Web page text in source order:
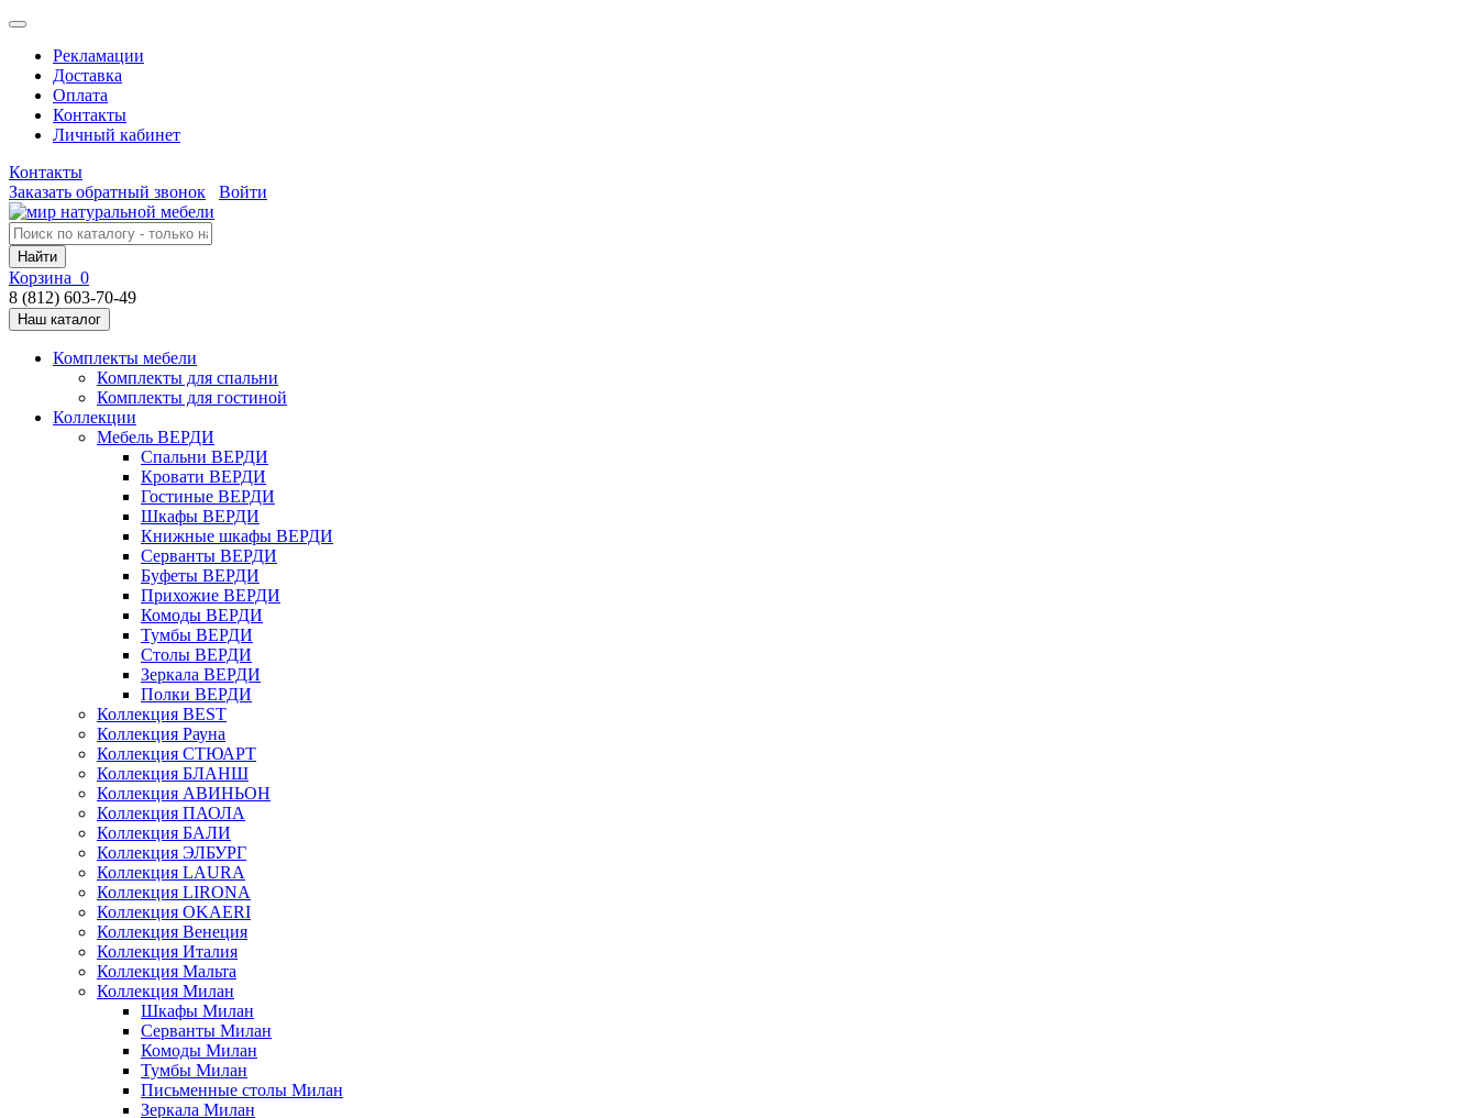
Рекламации
Доставка
Оплата
Контакты
Личный кабинет
Контакты
Заказать обратный звонок
Войти
Найти
Корзина 0
8 (812) 603-70-49
Наш каталог
Комплекты мебели
Комплекты для спальни
Комплекты для гостиной
Коллекции
Мебель ВЕРДИ
Спальни ВЕРДИ
Кровати ВЕРДИ
Гостиные ВЕРДИ
Шкафы ВЕРДИ
Книжные шкафы ВЕРДИ
Серванты ВЕРДИ
Буфеты ВЕРДИ
Прихожие ВЕРДИ
Комоды ВЕРДИ
Тумбы ВЕРДИ
Столы ВЕРДИ
Зеркала ВЕРДИ
Полки ВЕРДИ
Коллекция BEST
Коллекция Рауна
Коллекция СТЮАРТ
Коллекция БЛАНШ
Коллекция АВИНЬОН
Коллекция ПАОЛА
Коллекция БАЛИ
Коллекция ЭЛБУРГ
Коллекция LAURA
Коллекция LIRONA
Коллекция OKAERI
Коллекция Венеция
Коллекция Италия
Коллекция Мальта
Коллекция Милан
Шкафы Милан
Серванты Милан
Комоды Милан
Тумбы Милан
Письменные столы Милан
Зеркала Милан